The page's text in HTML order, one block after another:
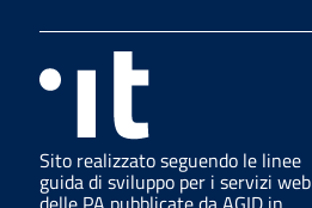
Sito realizzato seguendo le linee
guida di sviluppo per i servizi web